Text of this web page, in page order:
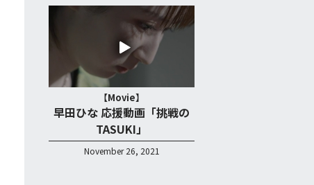
【Movie】
早田ひな 応援動画「挑戦の
TASUKI」
November 26, 2021